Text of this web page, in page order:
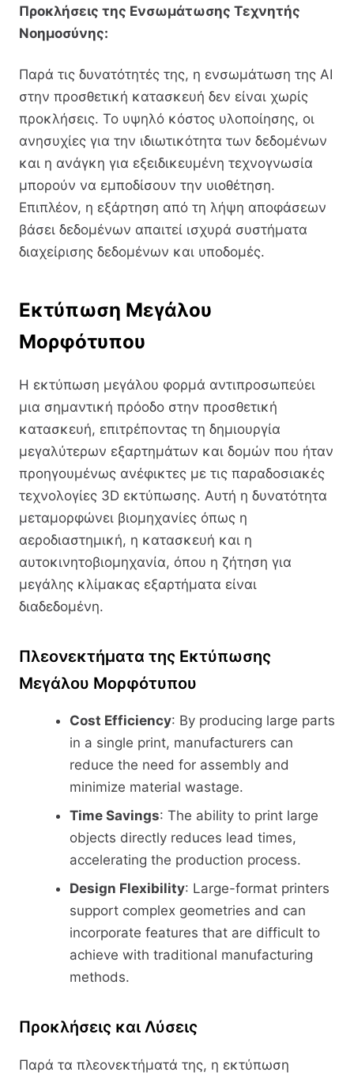
Προκλήσεις της Ενσωμάτωσης Τεχνητής
Νοημοσύνης:
Παρά τις δυνατότητές της, η ενσωμάτωση της AI
στην προσθετική κατασκευή δεν είναι χωρίς
προκλήσεις. Το υψηλό κόστος υλοποίησης, οι
ανησυχίες για την ιδιωτικότητα των δεδομένων
και η ανάγκη για εξειδικευμένη τεχνογνωσία
μπορούν να εμποδίσουν την υιοθέτηση.
Επιπλέον, η εξάρτηση από τη λήψη αποφάσεων
βάσει δεδομένων απαιτεί ισχυρά συστήματα
διαχείρισης δεδομένων και υποδομές.
Εκτύπωση Μεγάλου
Μορφότυπου
Η εκτύπωση μεγάλου φορμά αντιπροσωπεύει
μια σημαντική πρόοδο στην προσθετική
κατασκευή, επιτρέποντας τη δημιουργία
μεγαλύτερων εξαρτημάτων και δομών που ήταν
προηγουμένως ανέφικτες με τις παραδοσιακές
τεχνολογίες 3D εκτύπωσης. Αυτή η δυνατότητα
μεταμορφώνει βιομηχανίες όπως η
αεροδιαστημική, η κατασκευή και η
αυτοκινητοβιομηχανία, όπου η ζήτηση για
μεγάλης κλίμακας εξαρτήματα είναι
διαδεδομένη.
Πλεονεκτήματα της Εκτύπωσης
Μεγάλου Μορφότυπου
Cost Efficiency: By producing large parts
in a single print, manufacturers can
reduce the need for assembly and
minimize material wastage.
Time Savings: The ability to print large
objects directly reduces lead times,
accelerating the production process.
Design Flexibility: Large-format printers
support complex geometries and can
incorporate features that are difficult to
achieve with traditional manufacturing
methods.
Προκλήσεις και Λύσεις
Παρά τα πλεονεκτήματά της, η εκτύπωση